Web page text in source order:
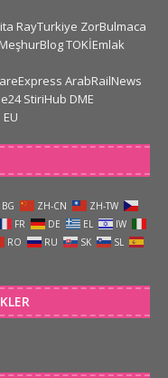
RayTurkiye ZorBulmaca
MeşhurBlogTOKİEmlak
ArabRailNews
StiriHub DME
BG ZH-CN
ZH-TW
FR DE EL
IW
RO RU SK
SL